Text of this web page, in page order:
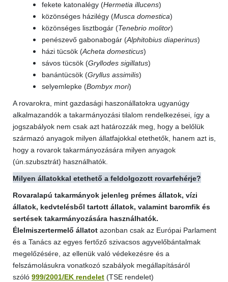
fekete katonalégy (Hermetia illucens)
közönséges házilégy (Musca domestica)
közönséges lisztbogár (Tenebrio molitor)
penészevő gabonabogár (Alphitobius diaperinus)
házi tücsök (Acheta domesticus)
sávos tücsök (Gryllodes sigillatus)
banántücsök (Gryllus assimilis)
selyemlepke (Bombyx mori)
A rovarokra, mint gazdasági haszonállatokra ugyanúgy
alkalmazandók a takarmányozási tilalom rendelkezései, így a
jogszabályok nem csak azt határozzák meg, hogy a belőlük
származó anyagok milyen állatfajokkal etethetők, hanem azt is,
hogy a rovarok takarmányozására milyen anyagok
(ún.szubsztrát) használhatók.
Milyen állatokkal etethető a feldolgozott rovarfehérje?
Rovaralapú takarmányok jelenleg prémes állatok, vízi
állatok, kedvtelésből tartott állatok, valamint baromfik és
sertések takarmányozására használhatók.
Élelmiszertermelő állatot azonban csak az Európai Parlament
és a Tanács az egyes fertőző szivacsos agyvelőbántalmak
megelőzésére, az ellenük való védekezésre és a
felszámolásukra vonatkozó szabályok megállapításáról
szóló 999/2001/EK rendelet (TSE rendelet)